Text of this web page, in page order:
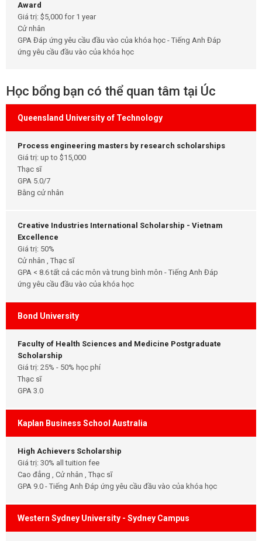
Award
Giá trị: $5,000 for 1 year
Cử nhân
GPA Đáp ứng yêu cầu đầu vào của khóa học - Tiếng Anh Đáp
ứng yêu cầu đầu vào của khóa học
Học bổng bạn có thể quan tâm tại Úc
Queensland University of Technology
Process engineering masters by research scholarships
Giá trị: up to $15,000
Thạc sĩ
GPA 5.0/7
Bằng cử nhân
Creative Industries International Scholarship - Vietnam
Excellence
Giá trị: 50%
Cử nhân , Thạc sĩ
GPA < 8.6 tất cả các môn và trung bình môn - Tiếng Anh Đáp
ứng yêu cầu đầu vào của khóa học
Bond University
Faculty of Health Sciences and Medicine Postgraduate
Scholarship
Giá trị: 25% - 50% học phí
Thạc sĩ
GPA 3.0
Kaplan Business School Australia
High Achievers Scholarship
Giá trị: 30% all tuition fee
Cao đẳng , Cử nhân , Thạc sĩ
GPA 9.0 - Tiếng Anh Đáp ứng yêu cầu đầu vào của khóa học
Western Sydney University - Sydney Campus